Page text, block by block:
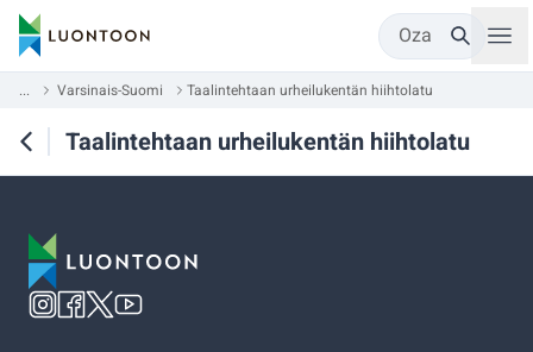
Oza
... Varsinais-Suomi Taalintehtaan urheilukentän hiihtolatu
Taalintehtaan urheilukentän hiihtolatu